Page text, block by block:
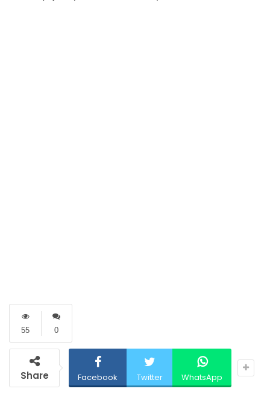
0
55
Share Facebook Twitter WhatsApp